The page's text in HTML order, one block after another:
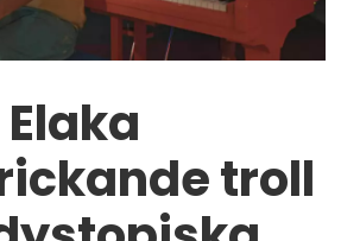
Elaka
troll